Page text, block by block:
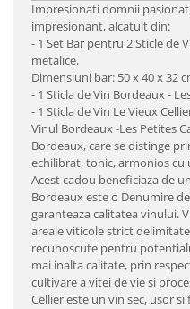
Impresionati domnii
impresionant, alcatuit din:
- 1 Set Bar pentru 2 Sticle de
metalice.
Dimensiuni bar: 50 x 40 x 32
- 1 Sticla de Vin Bordeaux -
- 1 Sticla de Vin Le Vieux
Vinul Bordeaux -Les Petites
Bordeaux, care se distinge
echilibrat, tonic, armonios
Acest cadou beneficiaza de
Bordeaux este o Denumire
garanteaza calitatea vinului.
areale viticole strict
recunoscute pentru
mai inalta calitate, prin
cultivare a vitei de vie si
Cellier este un vin sec, usor